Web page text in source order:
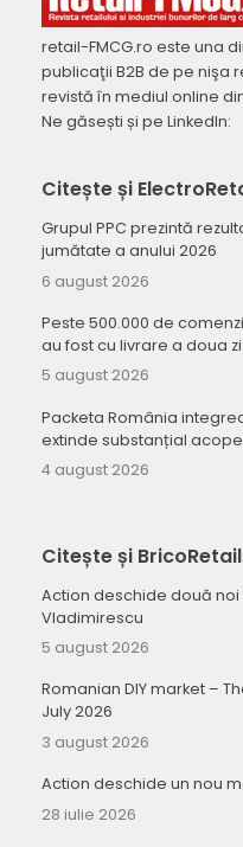
retail-FMCG.ro este una
publicaţii B2B de pe nişa
revistă în mediul online
Ne găsești și pe LinkedIn:
Citește și
Grupul PPC prezintă
jumătate a anului 2026
6 august 2026
Peste 500.000 de
au fost cu livrare a doua
5 august 2026
Packeta România
extinde substanțial
4 august 2026
Citește și
Action deschide două
Vladimirescu
5 august 2026
Romanian DIY market –
July 2026
3 august 2026
Action deschide un nou
28 iulie 2026